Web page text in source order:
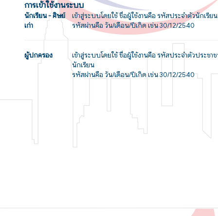
การเข้าใช้งานระบบ
นักเรียน - ศิษย์
เก่า
เข้าสู่ระบบโดยใช้ ชื่อผู้ใช้งานคือ รหัสประจำตัวนักเรียน
รหัสผ่านคือ วัน/เดือน/ปีเกิด เช่น 30/12/2540
ผู้ปกครอง
เข้าสู่ระบบโดยใช้ ชื่อผู้ใช้งานคือ รหัสประจำตัวประชา
นักเรียน
รหัสผ่านคือ วัน/เดือน/ปีเกิด เช่น 30/12/2540